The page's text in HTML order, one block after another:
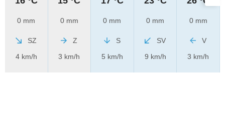
0 mm
SZ
4 km/h
0 mm
Z
3 km/h
0 mm
S
5 km/h
0 mm
SV
9 km/h
0 mm
V
3 km/h